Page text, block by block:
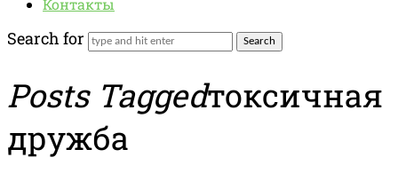
Контакты
Search for
Posts Taggedтоксичная
дружба